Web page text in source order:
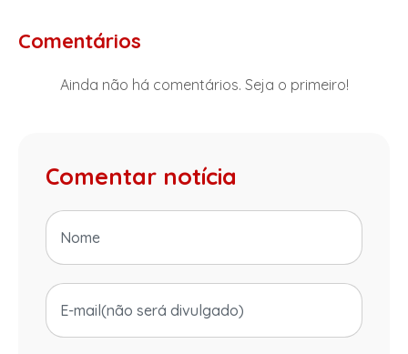
Comentários
Ainda não há comentários. Seja o primeiro!
Comentar notícia